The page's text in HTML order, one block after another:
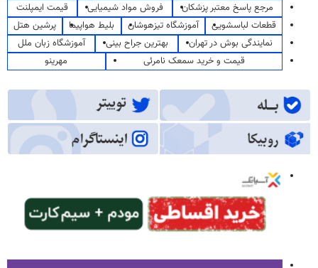
مرجع پاسخ معتبر پزشکان
فروش مواد شیمیایی
قیمت ایمپلنت
قطعات لباسشویی
آموزشگاه تیزهوشان بلیط هواپیما
پرشین هتل
نمایندگی بوش در تهران
بهترین جراح بینی
آموزشگاه زبان ملل
قیمت و خرید سمعک نامرئی
مهرینو